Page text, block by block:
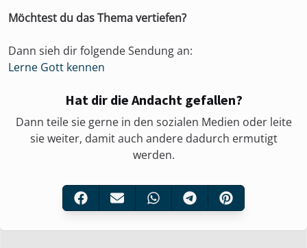
Möchtest du das Thema vertiefen?
Dann sieh dir folgende Sendung an:
Lerne Gott kennen
Hat dir die Andacht gefallen?
Dann teile sie gerne in den sozialen Medien oder leite
sie weiter, damit auch andere dadurch ermutigt
werden.